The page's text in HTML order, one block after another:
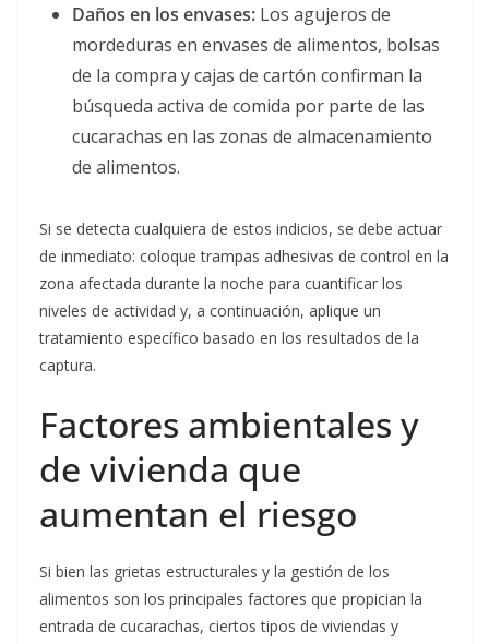
Daños en los envases: Los agujeros de
mordeduras en envases de alimentos, bolsas
de la compra y cajas de cartón confirman la
búsqueda activa de comida por parte de las
cucarachas en las zonas de almacenamiento
de alimentos.
Si se detecta cualquiera de estos indicios, se debe actuar
de inmediato: coloque trampas adhesivas de control en la
zona afectada durante la noche para cuantificar los
niveles de actividad y, a continuación, aplique un
tratamiento específico basado en los resultados de la
captura.
Factores ambientales y
de vivienda que
aumentan el riesgo
Si bien las grietas estructurales y la gestión de los
alimentos son los principales factores que propician la
entrada de cucarachas, ciertos tipos de viviendas y